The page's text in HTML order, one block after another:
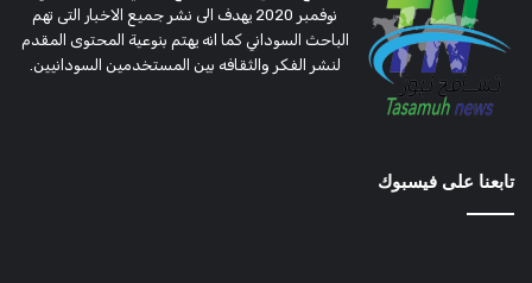
نوفمبر 2020 يهدف الى نشر جميع الاخبار التى تهم
الباحث السوداني كما انه يهتم بنوعية المحتوى المقدم
لنشر الفكر والثقافه بين المستخدمين السودانيين.
تابعنا على فيسبوك